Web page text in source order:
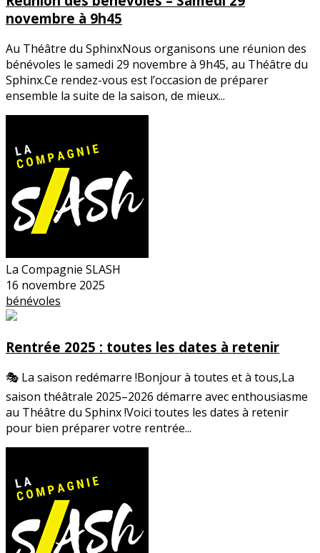
novembre à 9h45
Au Théâtre du SphinxNous organisons une réunion des
bénévoles le samedi 29 novembre à 9h45, au Théâtre du
Sphinx.Ce rendez-vous est l’occasion de préparer
ensemble la suite de la saison, de mieux...
La Compagnie SLASH
16 novembre 2025
bénévoles
Rentrée 2025 : toutes les dates à retenir
🎭 La saison redémarre !Bonjour à toutes et à tous,La
saison théâtrale 2025–2026 démarre avec enthousiasme
au Théâtre du Sphinx !Voici toutes les dates à retenir
pour bien préparer votre rentrée...